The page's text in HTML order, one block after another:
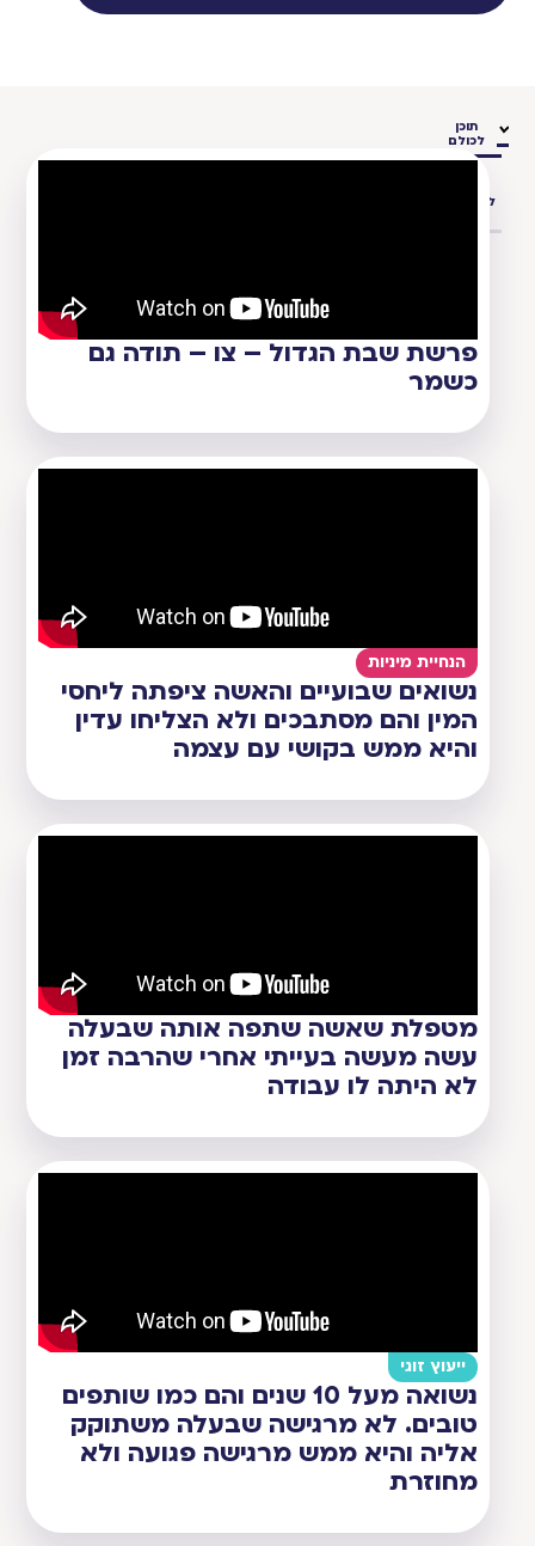
תוכן
לכולם
למטפלים
פרשת שבת הגדול – צו – תודה גם
כשמר
הנחיית מיניות
נשואים שבועיים והאשה ציפתה ליחסי
המין והם מסתבכים ולא הצליחו עדין
והיא ממש בקושי עם עצמה
מטפלת שאשה שתפה אותה שבעלה
עשה מעשה בעייתי אחרי שהרבה זמן
לא היתה לו עבודה
ייעוץ זוגי
נשואה מעל 10 שנים והם כמו שותפים
טובים. לא מרגישה שבעלה משתוקק
אליה והיא ממש מרגישה פגועה ולא
מחוזרת